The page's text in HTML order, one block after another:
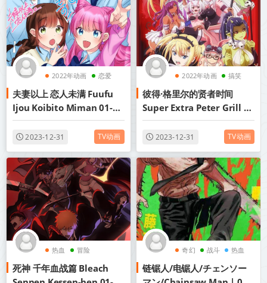
2022年动画 恋爱
校园
夫妻以上 恋人未满 Fuufu
Ijou Koibito Miman 01-12
1080p 简体 mp4 2022年十
月新番
2023-12-31 TV动画
2022年动画 搞笑
后宫
彼得·格里尔的贤者时间
Super Extra Peter Grill to
Kenja no Jikan: Super
Extra 01-12 合集 1080p 简
2023-12-31 TV动画
热血 冒险
2022年动画
死神 千年血战篇 Bleach
奇幻 战斗 热血
链锯人/电锯人/チェンソー